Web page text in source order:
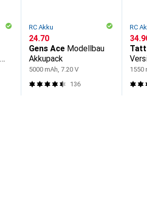
RC Akku
CHF
24.70
Gens Ace Modellbau
Akkupack
5000 mAh, 7.20 V
136
RC
CHF
1550